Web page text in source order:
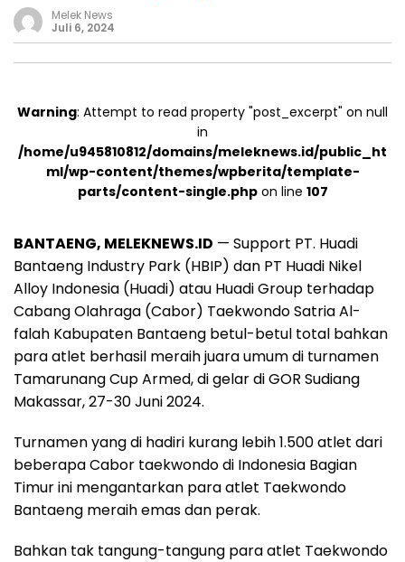
Melek News
Juli 6, 2024
Warning: Attempt to read property "post_excerpt" on null
in
/home/u945810812/domains/meleknews.id/public_ht
ml/wp-content/themes/wpberita/template-
parts/content-single.phpon line 107
BANTAENG, MELEKNEWS.ID — Support PT. Huadi
Bantaeng Industry Park (HBIP) dan PT Huadi Nikel
Alloy Indonesia (Huadi) atau Huadi Group terhadap
Cabang Olahraga (Cabor) Taekwondo Satria Al-
falah Kabupaten Bantaeng betul-betul total bahkan
para atlet berhasil meraih juara umum di turnamen
Tamarunang Cup Armed, di gelar di GOR Sudiang
Makassar, 27-30 Juni 2024.
Turnamen yang di hadiri kurang lebih 1.500 atlet dari
beberapa Cabor taekwondo di Indonesia Bagian
Timur ini mengantarkan para atlet Taekwondo
Bantaeng meraih emas dan perak.
Bahkan tak tangung-tangung para atlet Taekwondo